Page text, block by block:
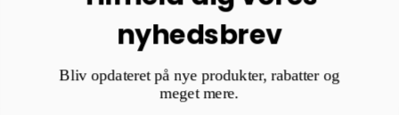
nyhedsbrev
Bliv opdateret på nye produkter, rabatter og
meget mere.